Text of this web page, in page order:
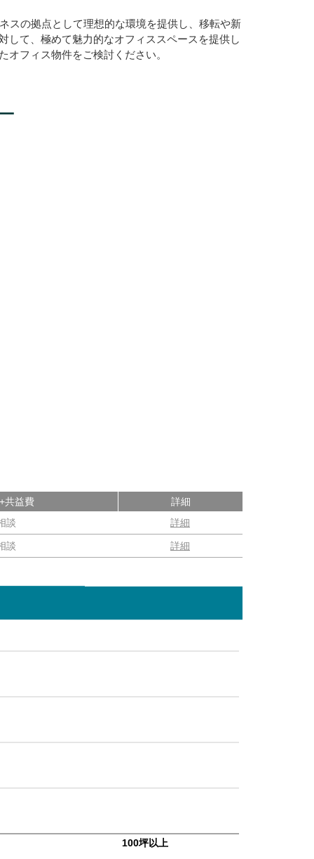
スの拠点として理想的な環境を提供し、移転や新
して、極めて魅力的なオフィススペースを提供し
オフィス物件をご検討ください。
共益費
詳細
談
詳細
談 詳細
100坪以上